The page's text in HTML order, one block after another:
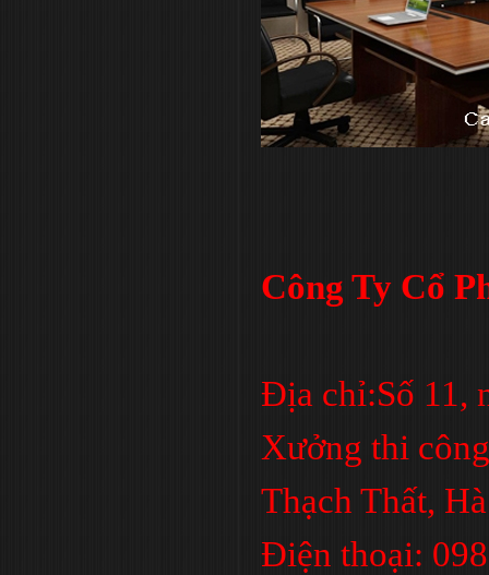
Công Ty Cổ
Địa chỉ:Số 11,
Xưởng thi
Thạch Thất,
Điện thoại: